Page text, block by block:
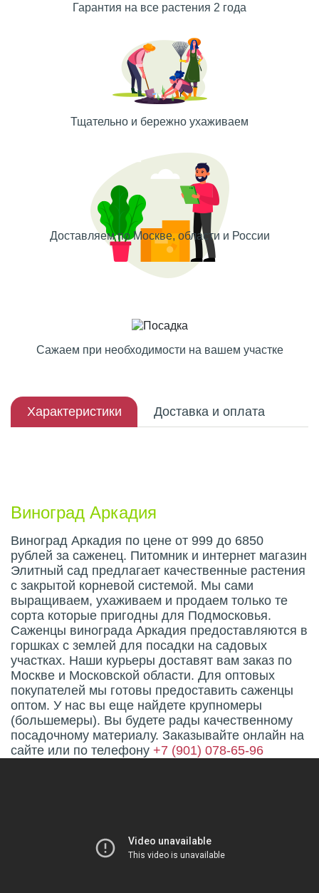
Гарантия на все растения 2 года
Тщательно и бережно ухаживаем
Доставляем по Москве, области и России
Сажаем при необходимости на вашем участке
Характеристики Доставка и оплата
Виноград Аркадия
Виноград Аркадия по цене от 999 до 6850
рублей за саженец. Питомник и интернет магазин
Элитный сад предлагает качественные растения
с закрытой корневой системой. Мы сами
выращиваем, ухаживаем и продаем только те
сорта которые пригодны для Подмосковья.
Саженцы винограда Аркадия предоставляются в
горшках с землей для посадки на садовых
участках. Наши курьеры доставят вам заказ по
Москве и Московской области. Для оптовых
покупателей мы готовы предоставить саженцы
оптом. У нас вы еще найдете крупномеры
(большемеры). Вы будете рады качественному
посадочному материалу. Заказывайте онлайн на
сайте или по телефону +7 (901) 078-65-96